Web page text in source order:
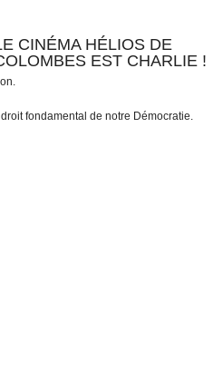
CINÉMA HÉLIOS DE
EST CHARLIE !
fondamental de notre Démocratie.